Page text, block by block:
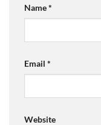
Name*
Email *
Website